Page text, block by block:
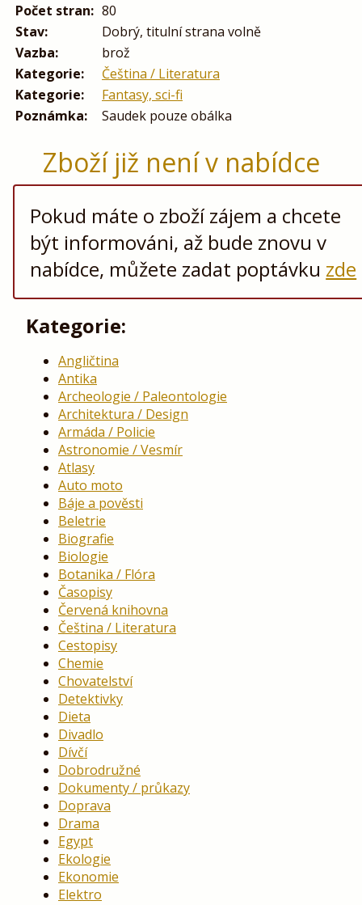
Počet stran: 80
Stav:
Dobrý, titulní strana volně
Vazba:
brož
Kategorie:
Čeština / Literatura
Kategorie:
Fantasy, sci-fi
Poznámka:
Saudek pouze obálka
Zboží již není v nabídce
Pokud máte o zboží zájem a chcete
být informováni, až bude znovu v
nabídce, můžete zadat poptávku zde
Kategorie:
Angličtina
Antika
Archeologie / Paleontologie
Architektura / Design
Armáda / Policie
Astronomie / Vesmír
Atlasy
Auto moto
Báje a pověsti
Beletrie
Biografie
Biologie
Botanika / Flóra
Časopisy
Červená knihovna
Čeština / Literatura
Cestopisy
Chemie
Chovatelství
Detektivky
Dieta
Divadlo
Dívčí
Dobrodružné
Dokumenty / průkazy
Doprava
Drama
Egypt
Ekologie
Ekonomie
Elektro